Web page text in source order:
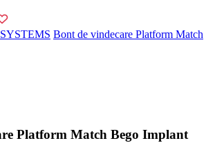
Bont de vindecare Platform Match
Platform Match Bego Implant